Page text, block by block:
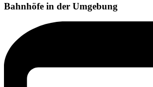
Bahnhöfe in der Umgebung